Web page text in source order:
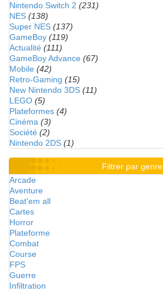
Nintendo Switch 2 (231)
NES (138)
Super NES (137)
GameBoy (119)
Actualité (111)
GameBoy Advance (67)
Mobile (42)
Retro-Gaming (15)
New Nintendo 3DS (11)
LEGO (5)
Plateformes (4)
Cinéma (3)
Société (2)
Nintendo 2DS (1)
Filtrer par genre
Arcade
Aventure
Beat'em all
Cartes
Horror
Plateforme
Combat
Course
FPS
Guerre
Infiltration